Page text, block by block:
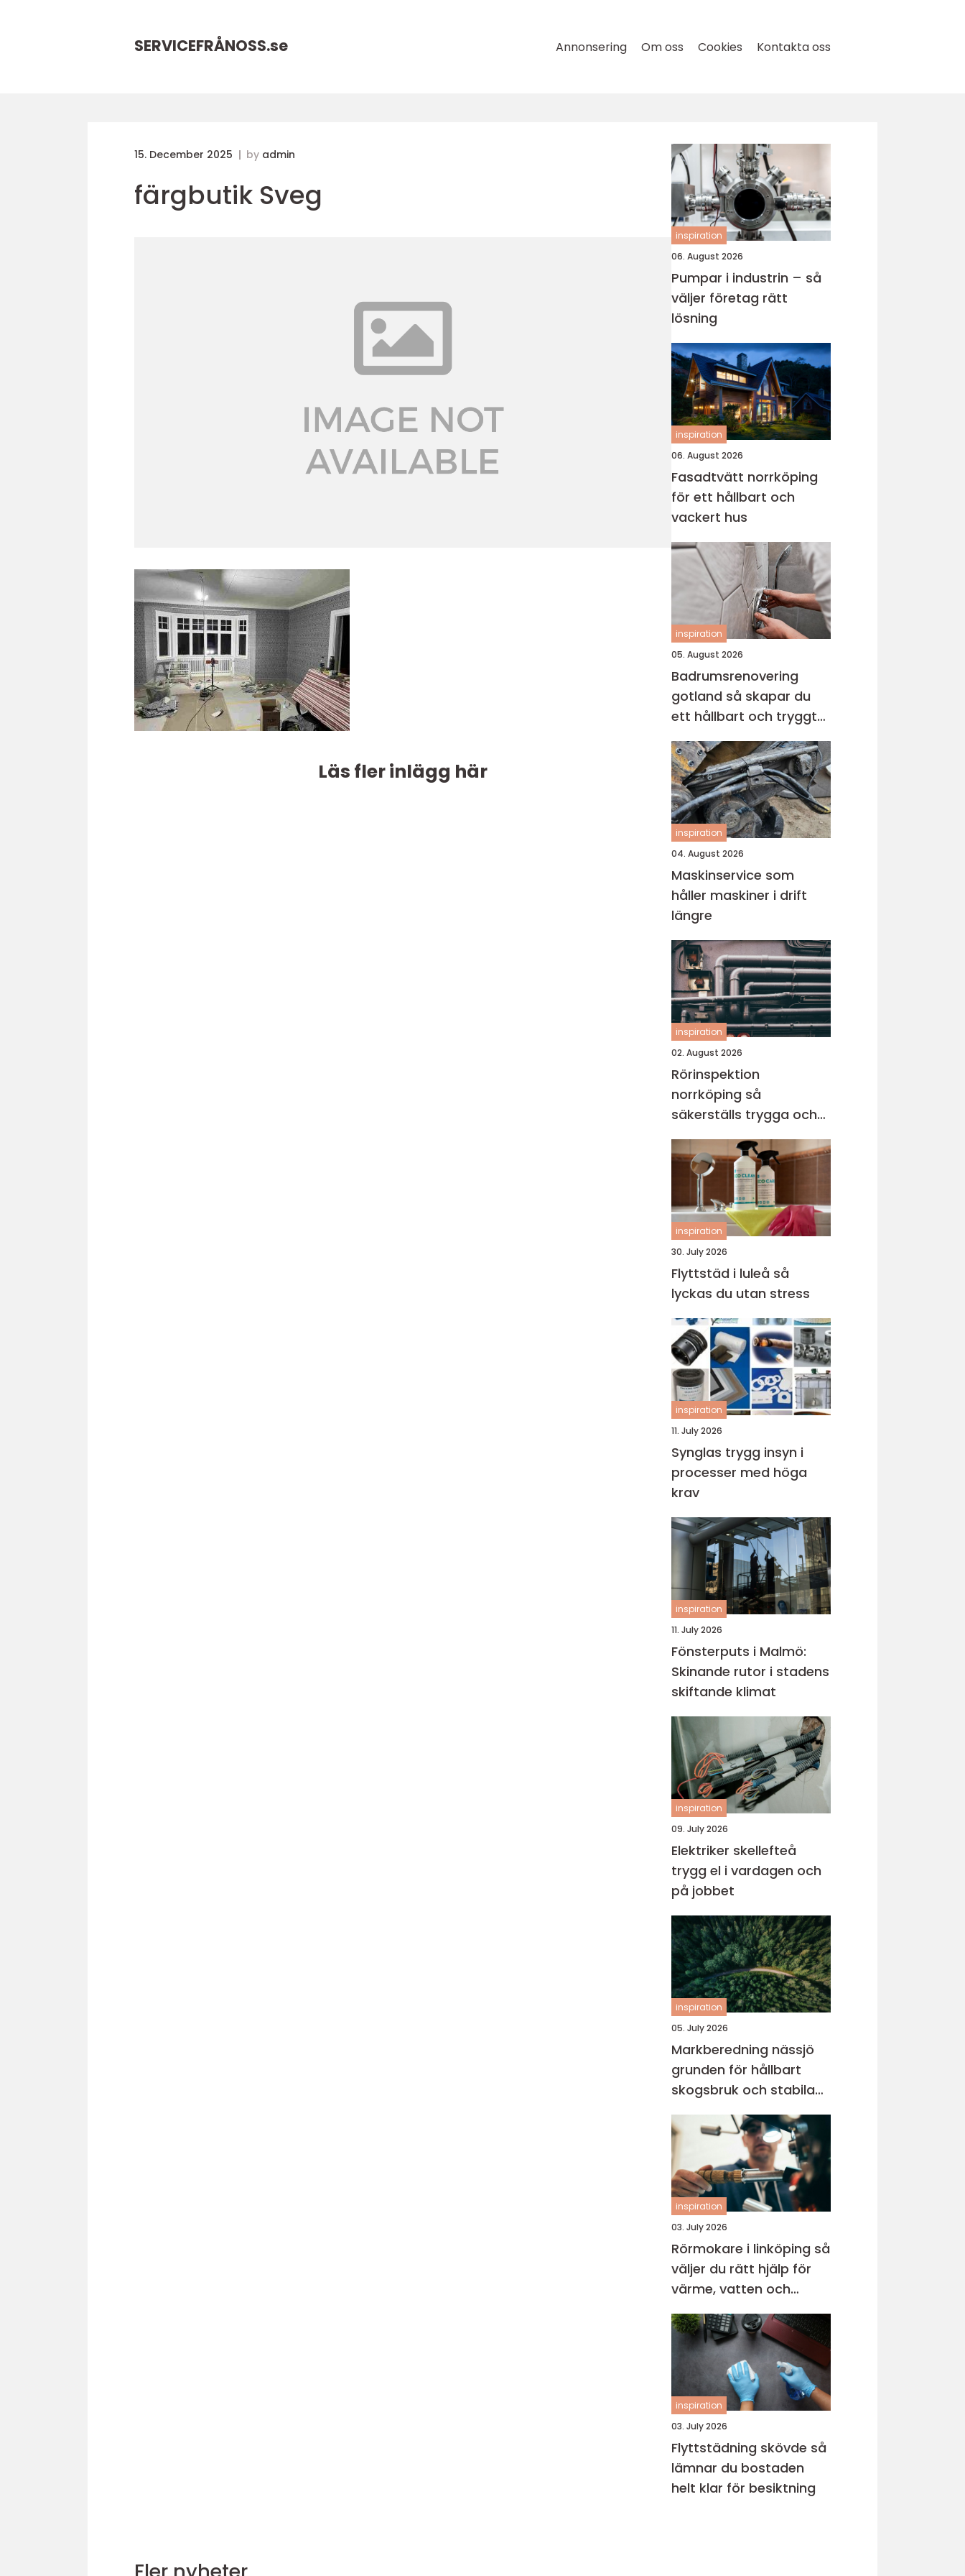
SERVICEFRÅNOSS.se Annonsering Om oss Cookies Kontakta oss
15. December 2025 by admin
färgbutik Sveg
Läs fler inlägg här
inspiration
06. August 2026
Pumpar i industrin – så
väljer företag rätt
lösning
inspiration
06. August 2026
Fasadtvätt norrköping
för ett hållbart och
vackert hus
inspiration
05. August 2026
Badrumsrenovering
gotland så skapar du
ett hållbart och tryggt
badrum
inspiration
04. August 2026
Maskinservice som
håller maskiner i drift
längre
inspiration
02. August 2026
Rörinspektion
norrköping så
säkerställs trygga och
hållbara avloppssystem
inspiration
30. July 2026
Flyttstäd i luleå så
lyckas du utan stress
inspiration
11. July 2026
Synglas trygg insyn i
processer med höga
krav
inspiration
11. July 2026
Fönsterputs i Malmö:
Skinande rutor i stadens
skiftande klimat
inspiration
09. July 2026
Elektriker skellefteå
trygg el i vardagen och
på jobbet
inspiration
05. July 2026
Markberedning nässjö
grunden för hållbart
skogsbruk och stabila
markprojekt
inspiration
03. July 2026
Rörmokare i linköping så
väljer du rätt hjälp för
värme, vatten och
avlopp
inspiration
03. July 2026
Flyttstädning skövde så
lämnar du bostaden
helt klar för besiktning